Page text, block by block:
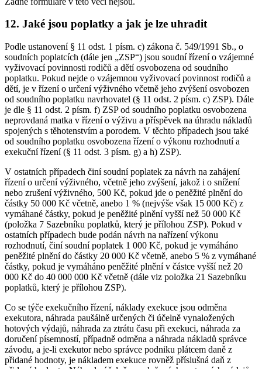
12. Jaké jsou poplatky a jak je lze uhradit
Podle ustanovení § 11 odst. 1 písm. c) zákona č. 549/1991 Sb., o
soudních poplatcích (dále jen „ZSP“) jsou soudní řízení o vzájemné
vyživovací povinnosti rodičů a dětí osvobozena od soudního
poplatku. Pokud nejde o vzájemnou vyživovací povinnost rodičů a
dětí, je v řízení o určení výživného včetně jeho zvýšení osvobozen
od soudního poplatku navrhovatel (§ 11 odst. 2 písm. c) ZSP). Dále
je dle § 11 odst. 2 písm. f) ZSP od soudního poplatku osvobozena
neprovdaná matka v řízení o výživu a příspěvek na úhradu nákladů
spojených s těhotenstvím a porodem. V těchto případech jsou také
od soudního poplatku osvobozena řízení o výkonu rozhodnutí a
exekuční řízení (§ 11 odst. 3 písm. g) a h) ZSP).
V ostatních případech činí soudní poplatek za návrh na zahájení
řízení o určení výživného, včetně jeho zvýšení, jakož i o snížení
nebo zrušení výživného, 500 Kč, pokud jde o peněžité plnění do
částky 50 000 Kč včetně, anebo 1 % (nejvýše však 15 000 Kč) z
vymáhané částky, pokud je peněžité plnění vyšší než 50 000 Kč
(položka 7 Sazebníku poplatků, který je přílohou ZSP). Pokud v
ostatních případech bude podán návrh na nařízení výkonu
rozhodnutí, činí soudní poplatek 1 000 Kč, pokud je vymáháno
peněžité plnění do částky 20 000 Kč včetně, anebo 5 % z vymáhané
částky, pokud je vymáháno peněžité plnění v částce vyšší než 20
000 Kč do 40 000 000 Kč včetně (dále viz položka 21 Sazebníku
poplatků, který je přílohou ZSP).
Co se týče exekučního řízení, náklady exekuce jsou odměna
exekutora, náhrada paušálně určených či účelně vynaložených
hotových výdajů, náhrada za ztrátu času při exekuci, náhrada za
doručení písemností, případně odměna a náhrada nákladů správce
závodu, a je-li exekutor nebo správce podniku plátcem daně z
přidané hodnoty, je nákladem exekuce rovněž příslušná daň z